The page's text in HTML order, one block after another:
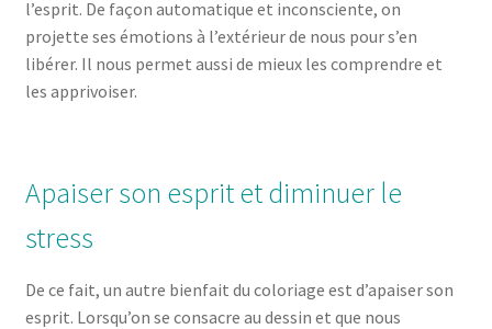
l’esprit. De façon automatique et inconsciente, on
projette ses émotions à l’extérieur de nous pour s’en
libérer. Il nous permet aussi de mieux les comprendre et
les apprivoiser.
Apaiser son esprit et diminuer le
stress
De ce fait, un autre bienfait du coloriage est d’apaiser son
esprit. Lorsqu’on se consacre au dessin et que nous